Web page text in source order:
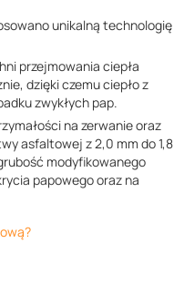
unikalną technologię
przejmowania ciepła
dzięki czemu ciepło z
zwykłych pap.
na zerwanie oraz
asfaltowej z 2,0 mm do 1,8
modyfikowanego
papowego oraz na